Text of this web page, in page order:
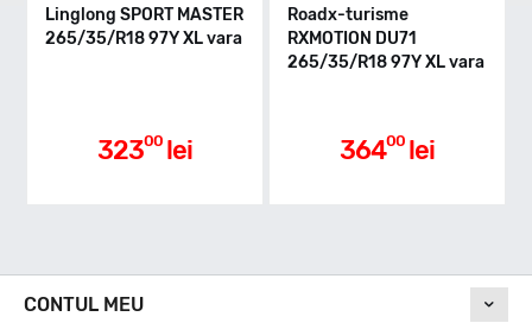
C
SPORT MASTER
35/R18 97Y XL vara
00 lei
Roadx-turisme
RXMOTION DU71
265/35/R18 97Y XL vara
00 lei
CONTUL MEU